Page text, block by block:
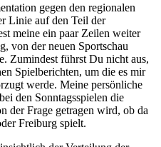
gegen den regionalen
Linie auf den Teil der
meine ein paar Zeilen weiter
von der neuen Sportschau
Zumindest führst Du nicht aus,
Spielberichten, um die es mir
werde. Meine persönliche
den Sonntagsspielen die
der Frage getragen wird, ob da
Freiburg spielt.